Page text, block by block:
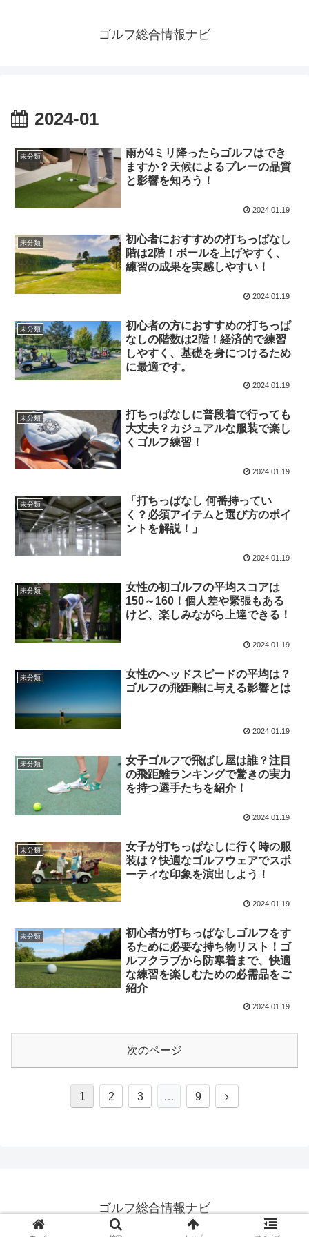
ゴルフ総合情報ナビ
2024-01
未分類
雨が4ミリ降ったらゴルフはでき
ますか？天候によるプレーの品質
と影響を知ろう！
2024.01.19
未分類
初心者におすすめの打ちっぱなし
階は2階！ボールを上げやすく、
練習の成果を実感しやすい！
2024.01.19
未分類
初心者の方におすすめの打ちっぱ
なしの階数は2階！経済的で練習
しやすく、基礎を身につけるため
に最適です。
2024.01.19
未分類
打ちっぱなしに普段着で行っても
大丈夫？カジュアルな服装で楽し
くゴルフ練習！
2024.01.19
未分類
「打ちっぱなし 何番持ってい
く？必須アイテムと選び方のポイ
ントを解説！」
2024.01.19
未分類
女性の初ゴルフの平均スコアは
150～160！個人差や緊張もある
けど、楽しみながら上達できる！
2024.01.19
未分類
女性のヘッドスピードの平均は？
ゴルフの飛距離に与える影響とは
2024.01.19
未分類
女子ゴルフで飛ばし屋は誰？注目
の飛距離ランキングで驚きの実力
を持つ選手たちを紹介！
2024.01.19
未分類
女子が打ちっぱなしに行く時の服
装は？快適なゴルフウェアでスポ
ーティな印象を演出しよう！
2024.01.19
未分類
初心者が打ちっぱなしゴルフをす
るために必要な持ち物リスト！ゴ
ルフクラブから防寒着まで、快適
な練習を楽しむための必需品をご
紹介
2024.01.19
次のページ
1 2 3 … 9
次
ゴルフ総合情報ナビ
© 2024 ゴルフ総合情報ナビ.